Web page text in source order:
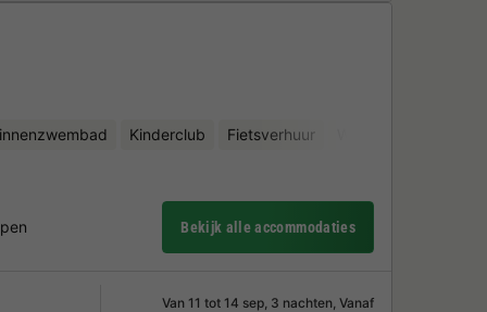
Kinderclub Fietsverhuur
Bekijk alle accommodaties
Van 11 tot 14 sep, 3 nachten, Vanaf